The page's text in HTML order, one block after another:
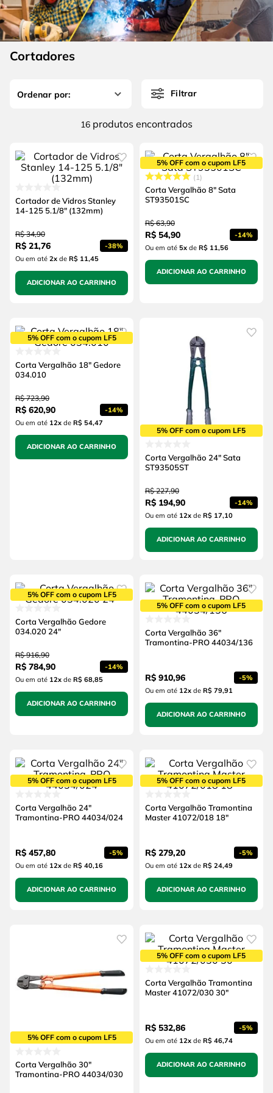
Cortadores
Filtrar
16 produtos
Cortador de Vidros Stanley
14-125 5.1/8" (132mm)
R$ 34,90
R$ 21,76 -38%
Ou em até 2xde R$ 11,45
ADICIONAR AO CARRINHO
5% OFF com o cupom LF5
1
Corta Vergalhão 8" Sata
ST93501SC
R$ 63,90
R$ 54,90 -14%
Ou em até 5xde R$ 11,56
ADICIONAR AO CARRINHO
5% OFF com o cupom LF5
Corta Vergalhão 18" Gedore
034.010
R$ 723,90
R$ 620,90 -14%
Ou em até 12xde R$ 54,47
ADICIONAR AO CARRINHO
5% OFF com o cupom LF5
Corta Vergalhão 24" Sata
ST93505ST
R$ 227,90
R$ 194,90 -14%
Ou em até 12xde R$ 17,10
ADICIONAR AO CARRINHO
5% OFF com o cupom LF5
Corta Vergalhão Gedore
034.020 24"
R$ 916,90
R$ 784,90 -14%
Ou em até 12xde R$ 68,85
ADICIONAR AO CARRINHO
5% OFF com o cupom LF5
Corta Vergalhão 36"
Tramontina-PRO 44034/136
R$ 910,96 -5%
Ou em até 12xde R$ 79,91
ADICIONAR AO CARRINHO
5% OFF com o cupom LF5
Corta Vergalhão 24"
Tramontina-PRO 44034/024
R$ 457,80 -5%
Ou em até 12xde R$ 40,16
ADICIONAR AO CARRINHO
5% OFF com o cupom LF5
Corta Vergalhão Tramontina
Master 41072/018 18"
R$ 279,20 -5%
Ou em até 12xde R$ 24,49
ADICIONAR AO CARRINHO
5% OFF com o cupom LF5
Corta Vergalhão 30"
Tramontina-PRO 44034/030
5% OFF com o cupom LF5
Corta Vergalhão Tramontina
Master 41072/030 30"
R$ 532,86 -5%
Ou em até 12xde R$ 46,74
ADICIONAR AO CARRINHO
6º fio
7º serra copo
8º disco corte
chave impacto
4 º esmerilhadeira
5º serra circular
º fio
disco corte